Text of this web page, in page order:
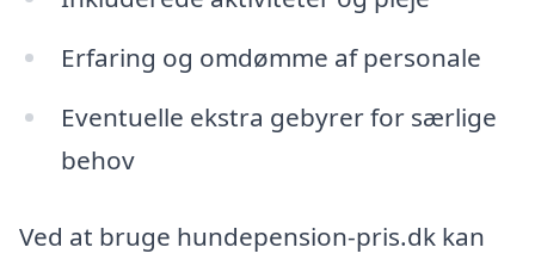
Erfaring og omdømme af personale
Eventuelle ekstra gebyrer for særlige
behov
Ved at bruge hundepension-pris.dk kan